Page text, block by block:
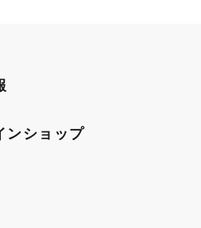
ンショップ